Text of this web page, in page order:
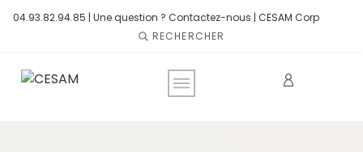
04.93.82.94.85 |Une question ? Contactez-nous |CESAM Corp
RECHERCHER